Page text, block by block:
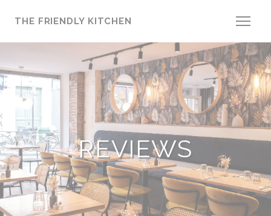
THE FRIENDLY KITCHEN
REVIEWS